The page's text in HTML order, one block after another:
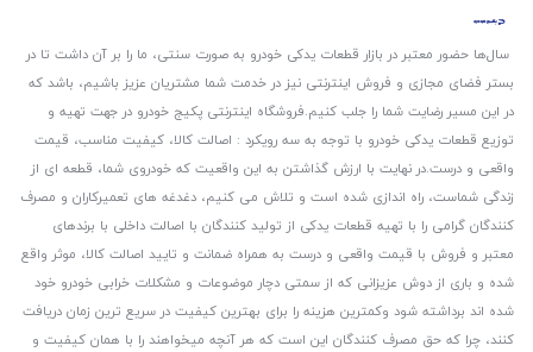
سال‌ها حضور معتبر در بازار قطعات یدکی خودرو به صورت سنتی، ما را بر آن داشت تا در
بستر فضای مجازی و فروش اینترنتی نیز در خدمت شما مشتریان عزیز باشیم، باشد که
در این مسیر رضایت شما را جلب کنیم.فروشگاه اینترنتی پکیج خودرو در جهت تهیه و
توزیع قطعات یدکی خودرو با توجه به سه رویکرد : اصالت کالا، کیفیت مناسب، قیمت
واقعی و درست.در نهایت با ارزش گذاشتن به این واقعیت که خودروی شما، قطعه ای از
زندگی شماست، راه اندازی شده است و تلاش می کنیم، دغدغه های تعمیرکاران و مصرف
کنندگان گرامی را با تهیه قطعات یدکی از تولید کنندگان با اصالت داخلی با برندهای
معتبر و فروش با قیمت واقعی و درست به همراه ضمانت و تایید اصالت کالا، موثر واقع
شده و باری از دوش عزیزانی که از سمتی دچار موضوعات و مشکلات خرابی خودرو خود
شده اند برداشته شود و‌کمترین هزینه را برای بهترین کیفیت در سریع ترین زمان دریافت
کنند، چرا که حق مصرف کنندگان این است که هر آنچه میخواهند را با همان کیفیت و